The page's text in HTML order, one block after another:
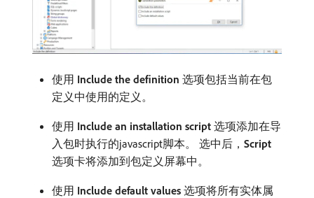
使用​ Include the definition ​选项包括当前在包
定义中使用的定义。
使用​ Include an installation script ​选项添加在导
入包时执行的javascript脚本。 选中后， Script
选项卡将添加到包定义屏幕中。
使用​ Include default values ​选项将所有实体属